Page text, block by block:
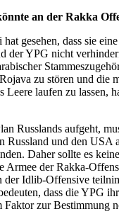
an der Rakka
gesehen, dass sie
der YPG nicht
zu stören und die
Leere laufen zu lassen,
Russlands aufgeht,
Russland und den USA
Daher sollte es
Armee der Rakka-
der Idlib-Offensive
dass die YPG
Faktor zur Bestimmung